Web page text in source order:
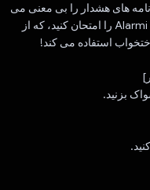
های هشدار را بی معنی می
دانید یا خیلی راحت می توانید آنها را دور بزنید؟ Alarmi را امتحان کنید، که از
استفاده می کند!